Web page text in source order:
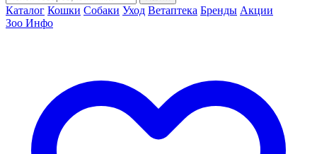
Каталог Кошки Собаки Уход Ветаптека Бренды Акции
Зоо Инфо